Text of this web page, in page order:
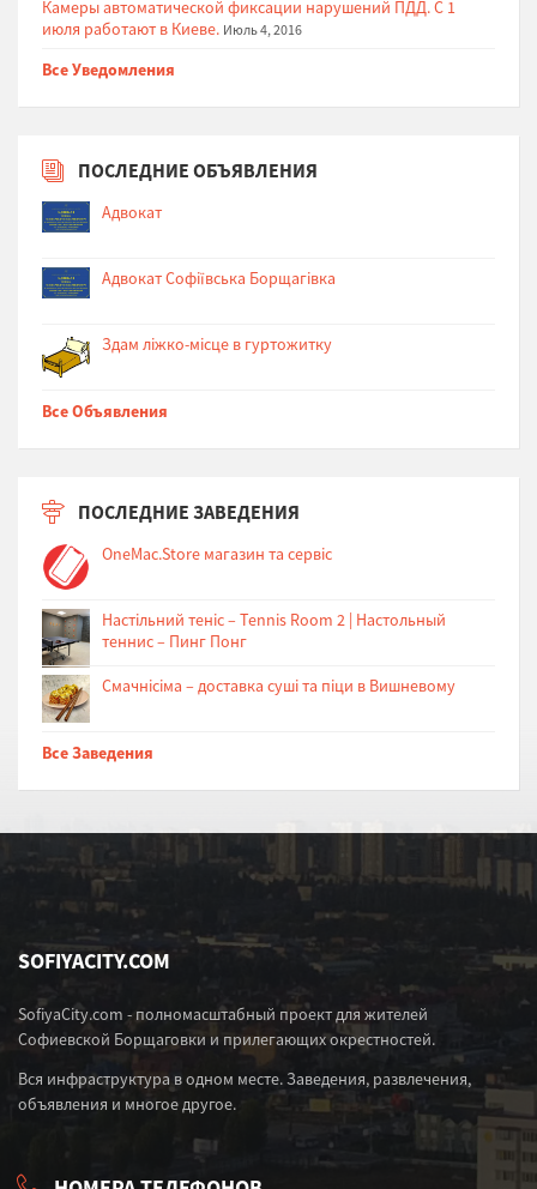
Камеры автоматической фиксации нарушений ПДД. С 1
июля работают в Киеве. Июль 4, 2016
Все Уведомления
ПОСЛЕДНИЕ ОБЪЯВЛЕНИЯ
Адвокат
Адвокат Софіївська Борщагівка
Здам ліжко-місце в гуртожитку
Все Объявления
ПОСЛЕДНИЕ ЗАВЕДЕНИЯ
OneMac.Store магазин та сервіс
Настільний теніс – Tennis Room 2 | Настольный
теннис – Пинг Понг
Cмачнісіма – доставка суші та піци в Вишневому
Все Заведения
SOFIYACITY.COM
SofiyaCity.com - полномасштабный проект для жителей
Софиевской Борщаговки и прилегающих окрестностей.
Вся инфраструктура в одном месте. Заведения, развлечения,
объявления и многое другое.